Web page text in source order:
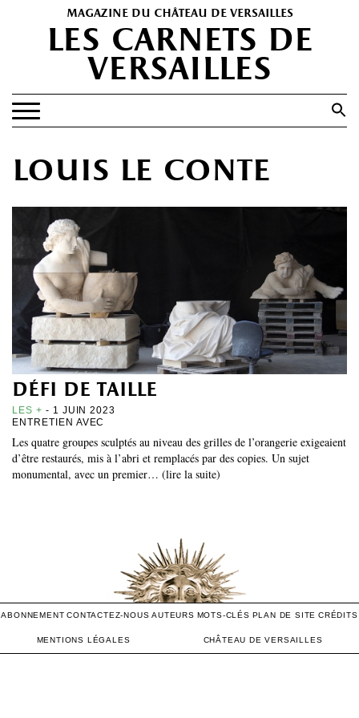
magazine du château de versailles
les carnets de
versailles
Search Button
PATRIMOINE
LES +
ABONNEMENT GRATUIT AU MAGAZINE
louis le conte
défi de taille
LES + - 1 JUIN 2023
ENTRETIEN AVEC
Les quatre groupes sculptés au niveau des grilles de l’orangerie exigeaient
d’être restaurés, mis à l’abri et remplacés par des copies. Un sujet
monumental, avec un premier… (lire la suite)
ABONNEMENT CONTACTEZ-NOUS AUTEURS MOTS-CLÉS PLAN DE SITE CRÉDITS
MENTIONS LÉGALES CHÂTEAU DE VERSAILLES